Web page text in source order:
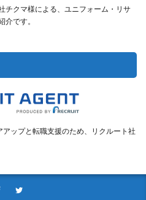
チクマ様による、ユニフォーム・リサ
です。
ップと転職支援のため、リクルート社